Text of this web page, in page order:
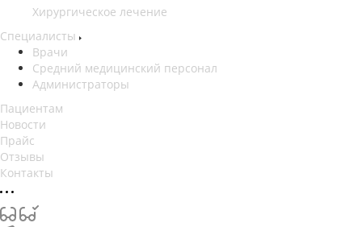
Хирургическое лечение
Специалисты
Врачи
Средний медицинский персонал
Администраторы
Пациентам
Новости
Прайс
Отзывы
Контакты